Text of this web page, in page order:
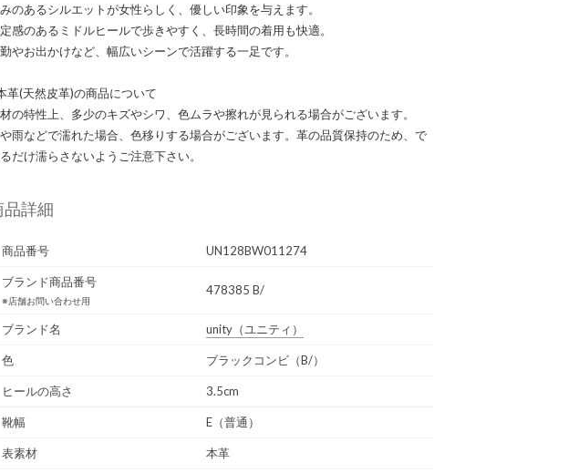
のあるシルエットが女性らしく、優しい印象を与えます。
感のあるミドルヒールで歩きやすく、長時間の着用も快適。
やお出かけなど、幅広いシーンで活躍する一足です。
革(天然皮革)の商品について
の特性上、多少のキズやシワ、色ムラや擦れが見られる場合がございます。
雨などで濡れた場合、色移りする場合がございます。革の品質保持のため、で
だけ濡らさないようご注意下さい。
品詳細
商品番号 UN128BW011274
ブランド商品番号
※店舗お問い合わせ用
478385 B/
ブランド名 unity （ユニティ）
色 ブラックコンビ（B/）
ヒールの高さ 3.5cm
靴幅 E（普通）
表素材 本革